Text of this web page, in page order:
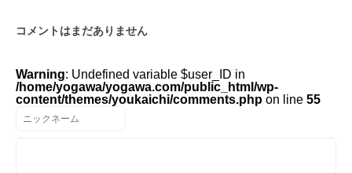
コメントはまだありません
Warning: Undefined variable $user_ID in
/home/yogawa/yogawa.com/public_html/wp-
content/themes/youkaichi/comments.php on line 55